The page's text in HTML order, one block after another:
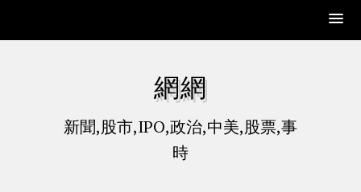
網網
新聞,股市,IPO,政治,中美,股票,事
時